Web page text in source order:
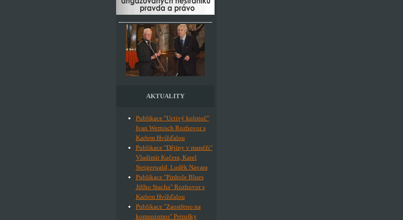
AKTUALITY
Publikace "Uctivý kolotoč"
Ivan Wernisch Rozhovor s
Karlem Hvížďalou
Publikace "Dějiny v manéži"
Vladimír Kučera, Karel
Steigerwald, Luděk Navara
Publikace "Pinhole Blues
Jiřího Stacha" Rozhovor s
Karlem Hvížďalou
Publikace "Zaostřeno na
komunismus" Petrušky